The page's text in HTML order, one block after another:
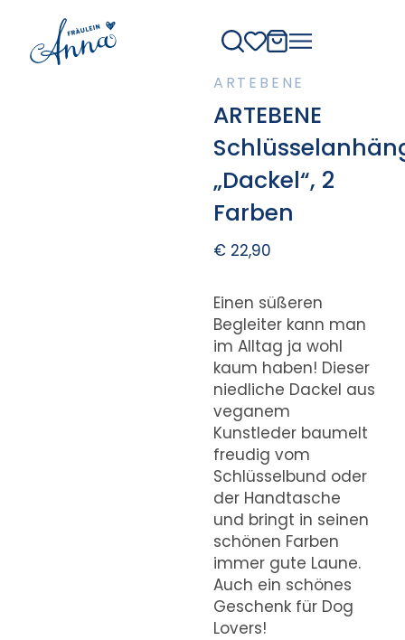
ARTEBENE
ARTEBENE
„Dackel“, 2
Farben
€22,90
Einen süßeren
Begleiter kann man
im Alltag ja wohl
kaum haben! Dieser
niedliche Dackel aus
veganem
Kunstleder baumelt
freudig vom
Schlüsselbund oder
der Handtasche
und bringt in seinen
schönen Farben
immer gute Laune.
Auch ein schönes
Geschenk für Dog
Lovers!